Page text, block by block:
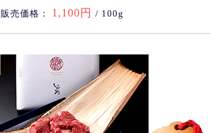
販売価格： 1,100円 / 100g